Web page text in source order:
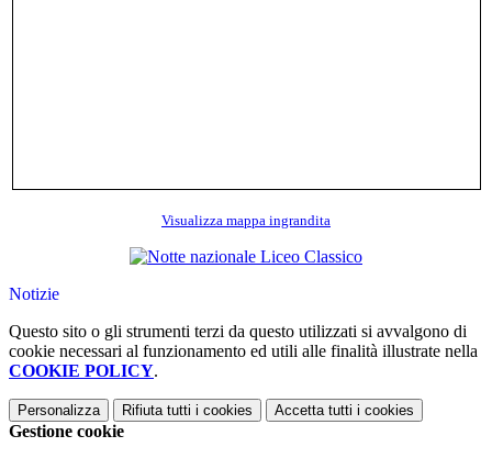
Visualizza mappa ingrandita
Notizie
Questo sito o gli strumenti terzi da questo utilizzati si avvalgono di
cookie necessari al funzionamento ed utili alle finalità illustrate nella
COOKIE POLICY.
Personalizza Rifiuta tutti i cookies Accetta tutti i cookies
Gestione cookie